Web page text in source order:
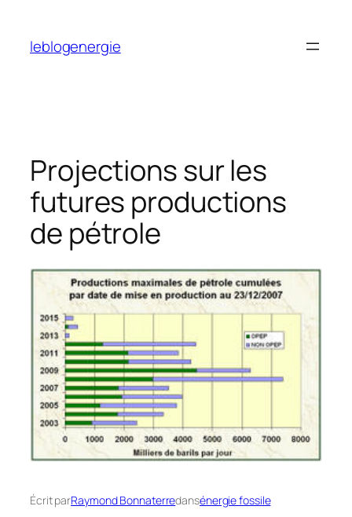
contenu
leblogenergie
Projections sur les
futures productions
de pétrole
Écrit parRaymond Bonnaterredansénergie fossile